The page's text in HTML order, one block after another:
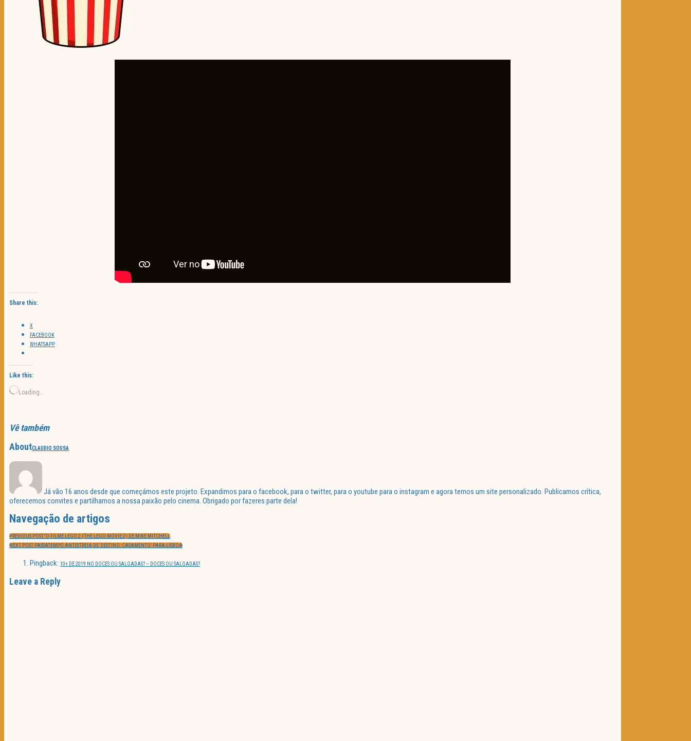
Share this:
X
FACEBOOK
WHATSAPP
Like this:
Loading…
Vê também
AboutCLAUDIO SOUSA
Já vão 16 anos desde que começámos este projeto. Expandimos para o facebook, para o twitter, para o youtube para o instagram e agora temos um site personalizado. Publicamos crítica,
oferecemos convites e partilhamos a nossa paixão pelo cinema. Obrigado por fazeres parte dela!
Navegação de artigos
PREVIOUS POST:“O FILME LEGO 2 (THE LEGO MOVIE 2) DE MIKE MITCHELL
NEXT POST:PASSATEMPO ANTESTREIA DE ‘DESTINO: CASAMENTO’ PARA LISBOA
Pingback: 10+ DE 2019 NO DOCES OU SALGADAS? – DOCES OU SALGADAS?
Leave a Reply